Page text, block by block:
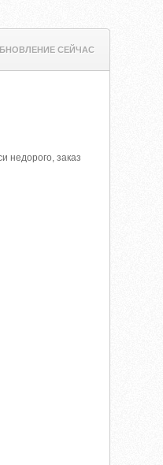
СЕЙЧАС
недорого, заказ